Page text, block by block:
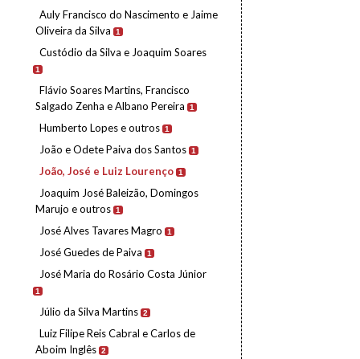
Auly Francisco do Nascimento e Jaime
Oliveira da Silva
1
Custódio da Silva e Joaquim Soares
1
Flávio Soares Martins, Francisco
Salgado Zenha e Albano Pereira
1
Humberto Lopes e outros 1
João e Odete Paiva dos Santos 1
João, José e Luiz Lourenço 1
Joaquim José Baleizão, Domingos
Marujo e outros 1
José Alves Tavares Magro 1
José Guedes de Paiva 1
José Maria do Rosário Costa Júnior
1
Júlio da Silva Martins 2
Luiz Filipe Reis Cabral e Carlos de
Aboim Inglês 2